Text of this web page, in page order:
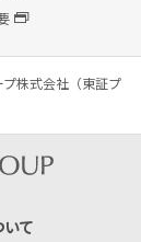
プ株式会社（東証プ
いて